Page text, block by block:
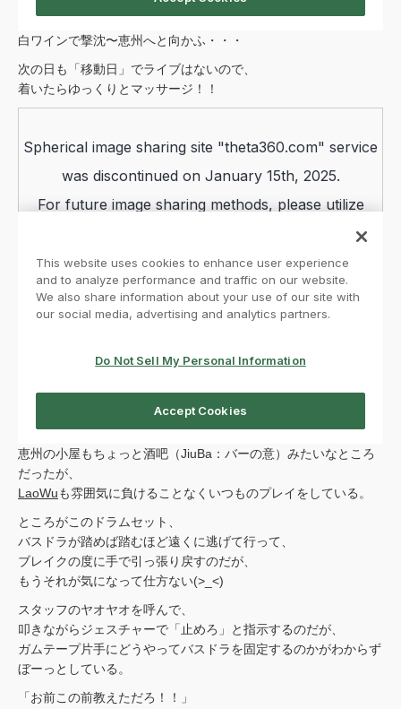
白ワインで撃沈〜恵州へと向かふ・・・
次の日も「移動日」でライブはないので、
着いたらゆっくりとマッサージ！！
恵州の小屋もちょっと酒吧（JiuBa：バーの意）みたいなところ
だったが、
LaoWuも雰囲気に負けることなくいつものプレイをしている。
ところがこのドラムセット、
バスドラが踏めば踏むほど遠くに逃げて行って、
ブレイクの度に手で引っ張り戻すのだが、
もうそれが気になって仕方ない(>_<)
スタッフのヤオヤオを呼んで、
叩きながらジェスチャーで「止めろ」と指示するのだが、
ガムテープ片手にどうやってバスドラを固定するのかがわからず
ぼーっとしている。
「お前この前教えただろ！！」